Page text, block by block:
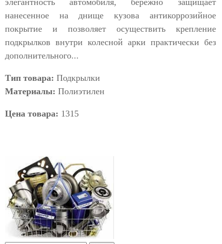
элегантность автомобиля, бережно защищает
нанесенное на днище кузова антикоррозийное
покрытие и позволяет осуществить крепление
подкрылков внутри колесной арки практически без
дополнительного...
Тип товара: Подкрылки
Материалы: Полиэтилен
Цена товара: 1315